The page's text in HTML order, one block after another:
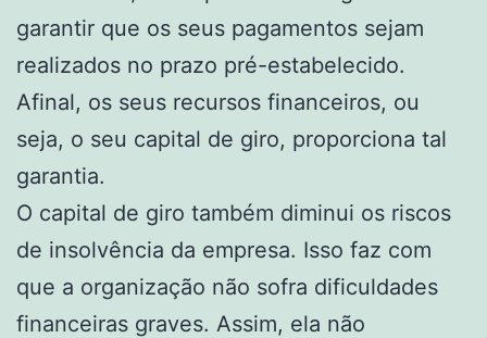
garantir que os seus pagamentos sejam
realizados no prazo pré-estabelecido.
Afinal, os seus recursos financeiros, ou
seja, o seu capital de giro, proporciona tal
garantia.
O capital de giro também diminui os riscos
de insolvência da empresa. Isso faz com
que a organização não sofra dificuldades
financeiras graves. Assim, ela não